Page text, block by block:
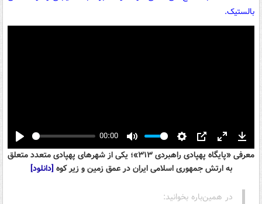
بالستیک.
Play
00:00
Mute Settings
PIP Enter
fullscreen
معرفی «پایگاه پهپادی راهبردی ۳۱۳»؛ یکی از شهرهای پهپادی متعدد متعلق
به ارتش جمهوری اسلامی ایران در عمق زمین و زیر کوه [دانلود]
در همین‌باره بخوانید: